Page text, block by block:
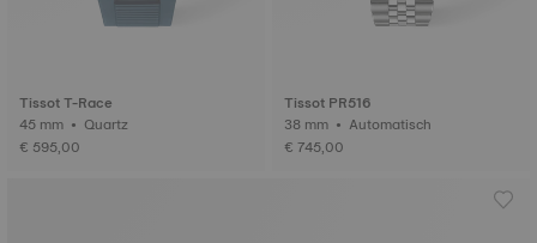
Tissot T-Race
45 mm • Quartz
€ 595,00
Tissot PR516
38 mm • Automatisch
€ 745,00